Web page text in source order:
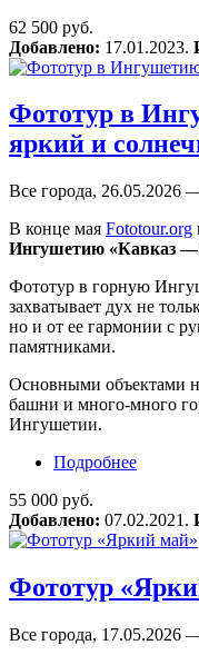
62 500 руб.
Добавлено: 17.01.2023.
Фототур в
яркий и
Все города, 26.05.2026
В конце мая Fototour.org
Ингушетию «Кавказ —
Фототур в горную
захватывает дух не
но и от ее гармонии с
памятниками.
Основными объектами
башни и много-много
Ингушетии.
Подробнее
55 000 руб.
Добавлено: 07.02.2021.
Фототур
Все города, 17.05.2026